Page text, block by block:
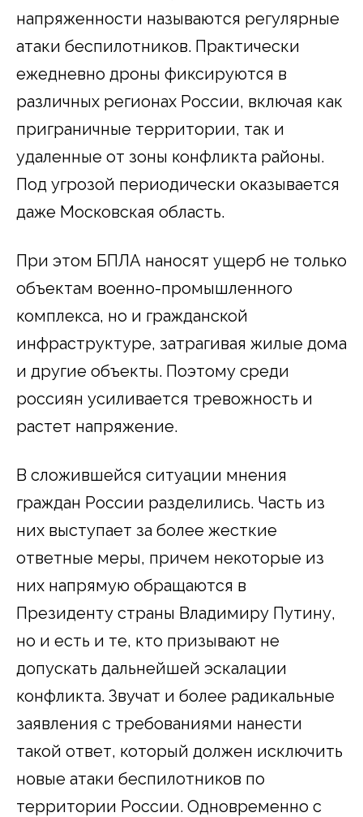
напряженности называются регулярные
атаки беспилотников. Практически
ежедневно дроны фиксируются в
различных регионах России, включая как
приграничные территории, так и
удаленные от зоны конфликта районы.
Под угрозой периодически оказывается
даже Московская область.
При этом БПЛА наносят ущерб не только
объектам военно-промышленного
комплекса, но и гражданской
инфраструктуре, затрагивая жилые дома
и другие объекты. Поэтому среди
россиян усиливается тревожность и
растет напряжение.
В сложившейся ситуации мнения
граждан России разделились. Часть из
них выступает за более жесткие
ответные меры, причем некоторые из
них напрямую обращаются в
Президенту страны Владимиру Путину,
но и есть и те, кто призывают не
допускать дальнейшей эскалации
конфликта. Звучат и более радикальные
заявления с требованиями нанести
такой ответ, который должен исключить
новые атаки беспилотников по
территории России. Одновременно с